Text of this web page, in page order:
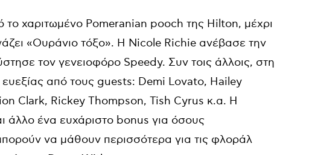
χαριτωμένο Pomeranian pooch της Hilton, μέχρι
«Ουράνιο τόξο». Η Nicole Richie ανέβασε την
τον γενειοφόρο Speedy. Συν τοις άλλοις, στη
από τους guests: Demi Lovato, Hailey
Clark, Rickey Thompson, Tish Cyrus κ.α. Η
άλλο ένα ευχάριστο bonus για όσους
να μάθουν περισσότερα για τις φλοράλ